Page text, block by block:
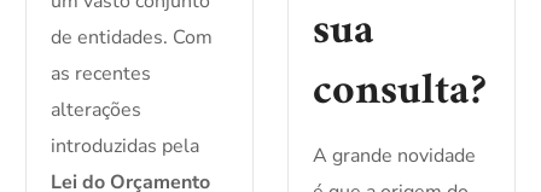
de entidades. Com
as recentes
alterações
introduzidas pela
Lei do Orçamento
sua
consulta?
A grande novidade